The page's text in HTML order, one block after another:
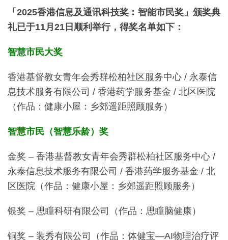
「2025香港信息及通讯科技奖︰智能市民奖」颁奖典
礼已于11月21日顺利举行，得奖名单如下：
智慧市民大奖
香港基督教女青年会秀群松柏社区服务中心 / 永泰信
息技术服务有限公司 / 香港药学服务基金 / 北区医院
（作品：健康小屋：乡郊遥距照顾服务）
智慧市民（智慧乐龄）奖
金奖 – 香港基督教女青年会秀群松柏社区服务中心 /
永泰信息技术服务有限公司 / 香港药学服务基金 / 北
区医院（作品：健康小屋：乡郊遥距照顾服务）
银奖 – 思瞳科研有限公司（作品：思瞳脑健康）
铜奖 – 装秀有限公司（作品：体健宝—AI物理治疗评